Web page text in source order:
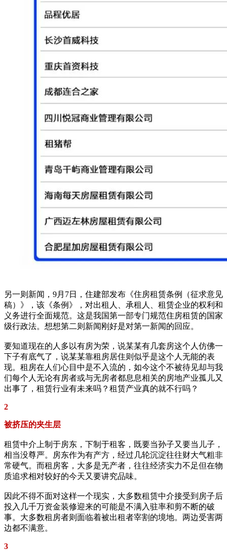
另一则新闻，9月7日，住建部发布《住房租赁条例（征求意见
稿）》，该《条例》，对出租人、承租人、租赁企业的权利和
义务进行全面规范。这是我国第一部专门规范住房租赁的国家
级行政法。想想第二则新闻刚好是对第一新闻的回应。
要知道现在的人多以有房为荣，说某某有几套房这个人仿佛一
下子有底气了，说某某靠租房居住则似乎是这个人无能的表
现。租房在人们心目中是不入流的，如今这个不被待见却与我
们每个人无论有房者或与无房者都息息相关的房地产业孤儿又
出事了，租赁行业有未来吗？租赁产业真的就不行吗？
2
被挤压的夹生层
租赁中介上制于房东，下制于租客，既要当孙子又要当儿子，
相当没尊严。房东作为有产方，经过几轮沉淀往往财大气粗非
常硬气。而租房客，大多是无产者，往往经济实力不足但在物
质追求相对较好的今天又要讲究品味。
因此不得不面对这样一个现实，大多数租赁中介接受到房子后
投入几千万资金装修迎来的可能是不满入驻率和剪不断的破
事。大多数租房者则面临着被出租者宰割的境地。两边受害两
边都不满意。
3